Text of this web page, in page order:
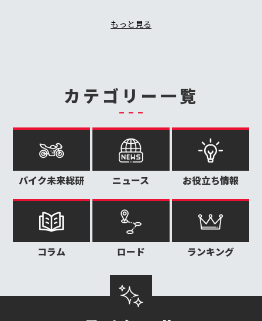
もっと見る
カテゴリー一覧
バイク未来総研 ニュース お役立ち情報
コラム ロード ランキング